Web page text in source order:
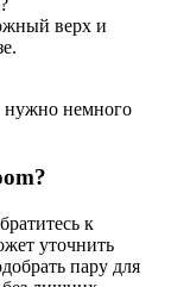
верх и
нужно немного
к
уточнить
пару для